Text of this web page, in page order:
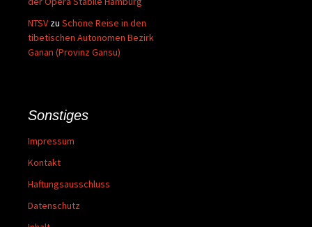
NTSV zu Schöne Reise in den
tibetischen Autonomen Bezirk
Ganan (Provinz Gansu)
Sonstiges
Impressum
Kontakt
Haftungsausschluss
Datenschutz